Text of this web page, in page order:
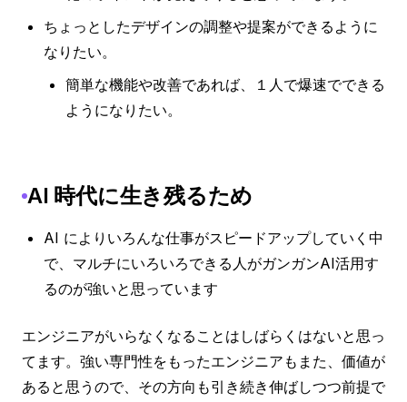
ちょっとしたデザインの調整や提案ができるように
なりたい。
簡単な機能や改善であれば、１人で爆速でできる
ようになりたい。
AI 時代に生き残るため
AI によりいろんな仕事がスピードアップしていく中
で、マルチにいろいろできる人がガンガンAI活用す
るのが強いと思っています
エンジニアがいらなくなることはしばらくはないと思っ
てます。強い専門性をもったエンジニアもまた、価値が
あると思うので、その方向も引き続き伸ばしつつ前提で